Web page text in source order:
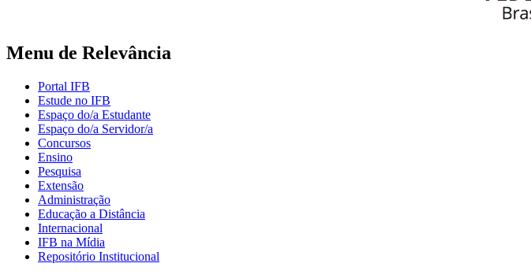
Menu de Relevância
Portal IFB
Estude no IFB
Espaço do/a Estudante
Espaço do/a Servidor/a
Concursos
Ensino
Pesquisa
Extensão
Administração
Educação a Distância
Internacional
IFB na Mídia
Repositório Institucional